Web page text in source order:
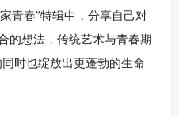
青春”特辑中，分享自己对
的想法，传统艺术与青春期
时也绽放出更蓬勃的生命